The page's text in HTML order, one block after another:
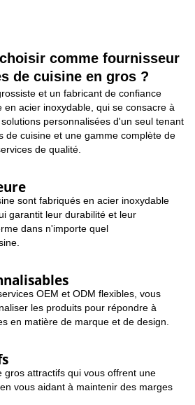
comme fournisseur
de cuisine en gros ?
et un fabricant de confiance
en acier inoxydable, qui se consacre à
personnalisées d'un seul tenant
de cuisine et une gamme complète de
de qualité.
sont fabriqués en acier inoxydable
garantit leur durabilité et leur
dans n'importe quel
OEM et ODM flexibles, vous
les produits pour répondre à
en matière de marque et de design.
gros attractifs qui vous offrent une
vous aidant à maintenir des marges